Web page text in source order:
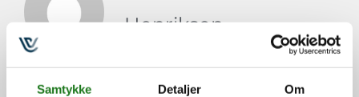
Samtykke Detaljer Om
Henriksen
Lars er certificeret Crucial
Conversations for Mastering